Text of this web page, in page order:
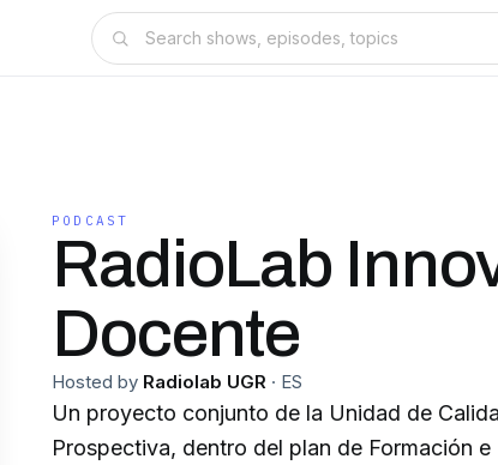
PODCAST
RadioLab
Docente
Hosted by Radiolab UGR · ES
Un proyecto conjunto de la Unidad de
Prospectiva, dentro del plan de Formación